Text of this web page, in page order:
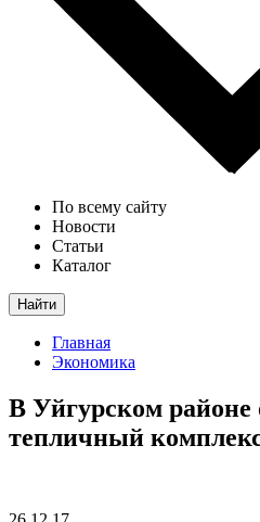
По всему сайту
Новости
Статьи
Каталог
Найти
Главная
Экономика
В Уйгурском районе
тепличный